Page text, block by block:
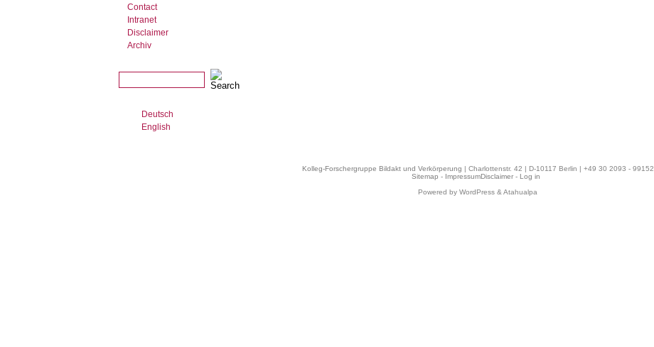
Contact
Intranet
Disclaimer
Archiv
Deutsch
English
Kolleg-Forschergruppe Bildakt und Verkörperung | Charlottenstr. 42 | D-10117 Berlin | +49 30 2093 - 99152
Sitemap - ImpressumDisclaimer- Log in
Powered by WordPress & Atahualpa